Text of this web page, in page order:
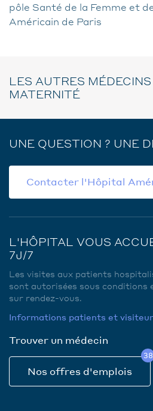
pôle Santé de la Femme et
Américain de Paris
LES AUTRES
MATERNITÉ
UNE QUESTION ? UNE
Contacter l'Hôpital
L'HÔPITAL VOUS
7J/7
Les visites aux patients
sont autorisées sous conditions
sur rendez-vous.
Informations patients et
Trouver un médecin
Nos offres d'emplois
38